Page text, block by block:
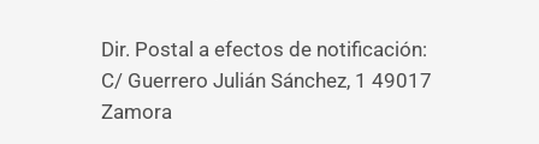
Dir. Postal a efectos de notificación:
C/ Guerrero Julián Sánchez, 1 49017
Zamora